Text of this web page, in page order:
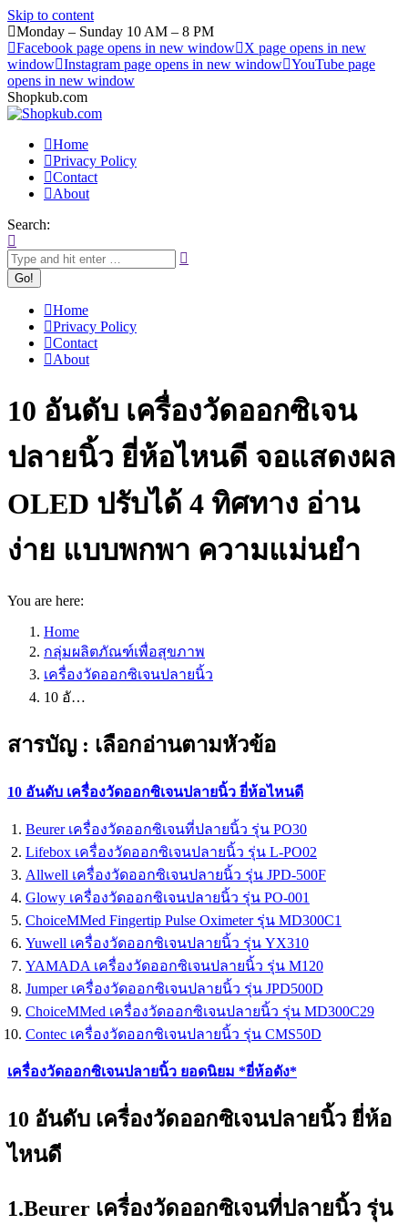
Skip to content
Monday – Sunday 10 AM – 8 PM
Facebook page opens in new window
X page opens in new
window Instagram page opens in new window YouTube page
opens in new window
Shopkub.com
Home
Privacy Policy
Contact
About
Search:
Home
Privacy Policy
Contact
About
10 อันดับ เครื่องวัดออกซิเจน
ปลายนิ้ว ยี่ห้อไหนดี จอแสดงผล
OLED ปรับได้ 4 ทิศทาง อ่าน
ง่าย แบบพกพา ความแม่นยำ
You are here:
Home
กลุ่มผลิตภัณฑ์เพื่อสุขภาพ
เครื่องวัดออกซิเจนปลายนิ้ว
10 อั…
สารบัญ : เลือกอ่านตามหัวข้อ
10 อันดับ เครื่องวัดออกซิเจนปลายนิ้ว ยี่ห้อไหนดี
Beurer เครื่องวัดออกซิเจนที่ปลายนิ้ว รุ่น PO30
Lifebox เครื่องวัดออกซิเจนปลายนิ้ว รุ่น L-PO02
Allwell เครื่องวัดออกซิเจนปลายนิ้ว รุ่น JPD-500F
Glowy เครื่องวัดออกซิเจนปลายนิ้ว รุ่น PO-001
ChoiceMMed Fingertip Pulse Oximeter รุ่น MD300C1
Yuwell เครื่องวัดออกซิเจนปลายนิ้ว รุ่น YX310
YAMADA เครื่องวัดออกซิเจนปลายนิ้ว รุ่น M120
Jumper เครื่องวัดออกซิเจนปลายนิ้ว รุ่น JPD500D
ChoiceMMed เครื่องวัดออกซิเจนปลายนิ้ว รุ่น MD300C29
Contec เครื่องวัดออกซิเจนปลายนิ้ว รุ่น CMS50D
เครื่องวัดออกซิเจนปลายนิ้ว ยอดนิยม *ยี่ห้อดัง*
10 อันดับ เครื่องวัดออกซิเจนปลายนิ้ว ยี่ห้อ
ไหนดี
1.Beurer เครื่องวัดออกซิเจนที่ปลายนิ้ว รุ่น